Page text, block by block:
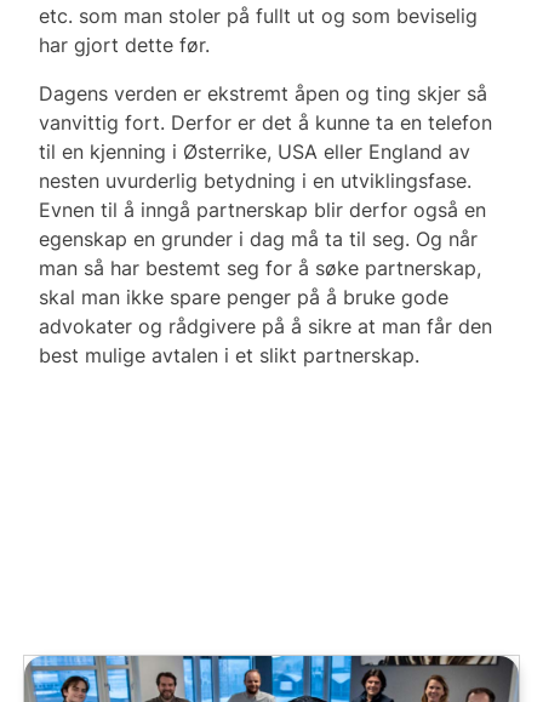
etc. som man stoler på fullt ut og som beviselig
har gjort dette før.
Dagens verden er ekstremt åpen og ting skjer så
vanvittig fort. Derfor er det å kunne ta en telefon
til en kjenning i Østerrike, USA eller England av
nesten uvurderlig betydning i en utviklingsfase.
Evnen til å inngå partnerskap blir derfor også en
egenskap en grunder i dag må ta til seg. Og når
man så har bestemt seg for å søke partnerskap,
skal man ikke spare penger på å bruke gode
advokater og rådgivere på å sikre at man får den
best mulige avtalen i et slikt partnerskap.